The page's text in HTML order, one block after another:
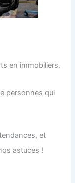
en immobiliers.
personnes qui
et
astuces !